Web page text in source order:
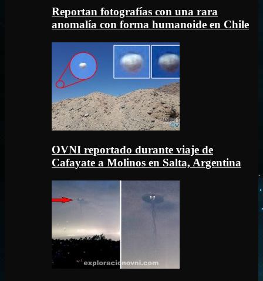
Reportan fotografías con una rara
anomalía con forma humanoide en Chile
OVNI reportado durante viaje de
Cafayate a Molinos en Salta, Argentina